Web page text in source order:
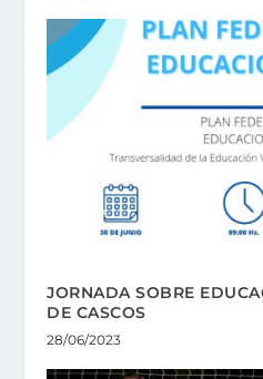
JORNADA SOBRE
DE CASCOS
28/06/2023